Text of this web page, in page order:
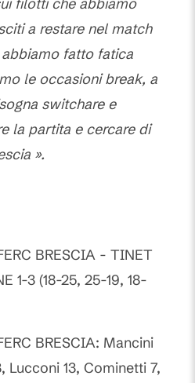
a restare nel match
fatto fatica
le occasioni break, a
switchare e
la partita e cercare di
».
BRESCIA - TINET
1-3 (18-25, 25-19, 18-
BRESCIA: Mancini
Lucconi 13, Cominetti 7,